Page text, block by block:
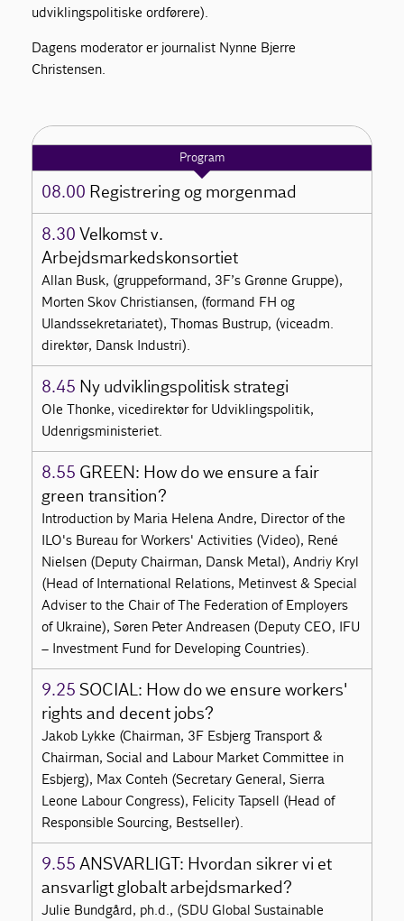
udviklingspolitiske ordførere).
Dagens moderator er journalist Nynne Bjerre
Christensen.
Program
08.00 Registrering og morgenmad
8.30 Velkomst v.
Arbejdsmarkedskonsortiet
Allan Busk, (gruppeformand, 3F’s Grønne Gruppe),
Morten Skov Christiansen, (formand FH og
Ulandssekretariatet), Thomas Bustrup, (viceadm.
direktør, Dansk Industri).
8.45 Ny udviklingspolitisk strategi
Ole Thonke, vicedirektør for Udviklingspolitik,
Udenrigsministeriet.
8.55 GREEN: How do we ensure a fair
green transition?
Introduction by Maria Helena Andre, Director of the
ILO's Bureau for Workers' Activities (Video), René
Nielsen (Deputy Chairman, Dansk Metal), Andriy Kryl
(Head of International Relations, Metinvest & Special
Adviser to the Chair of The Federation of Employers
of Ukraine), Søren Peter Andreasen (Deputy CEO, IFU
– Investment Fund for Developing Countries).
9.25 SOCIAL: How do we ensure workers'
rights and decent jobs?
Jakob Lykke (Chairman, 3F Esbjerg Transport &
Chairman, Social and Labour Market Committee in
Esbjerg), Max Conteh (Secretary General, Sierra
Leone Labour Congress), Felicity Tapsell (Head of
Responsible Sourcing, Bestseller).
9.55 ANSVARLIGT: Hvordan sikrer vi et
ansvarligt globalt arbejdsmarked?
Julie Bundgård, ph.d., (SDU Global Sustainable